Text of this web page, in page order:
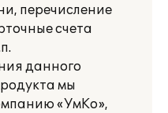
перечисление
счета
данного
мы
«УмКо»,